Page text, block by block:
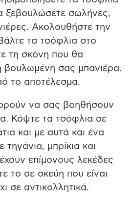
ξεβουλώσετε σωλήνες,
Ακολουθήστε την
τα τσόφλια στο
τη σκόνη που θα
βουλωμένη σας μπανιέρα.
το αποτέλεσμα.
να σας βοηθήσουν
Κόψτε τα τσόφλια σε
και με αυτά και ένα
μπρίκια και
επίμονους λεκέδες
το σε σκεύη που είναι
σε αντικολλητικά.